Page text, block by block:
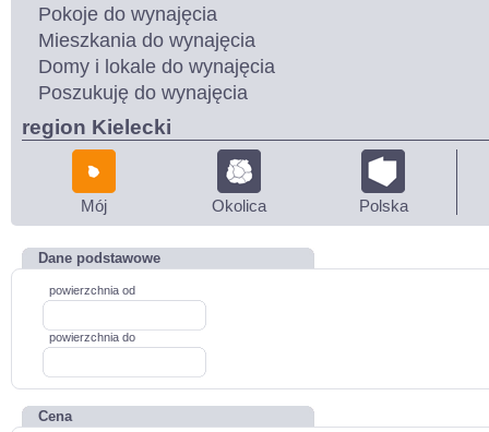
Pokoje do wynajęcia
Mieszkania do wynajęcia
Domy i lokale do wynajęcia
Poszukuję do wynajęcia
region Kielecki
Mój Okolica Polska
Dane podstawowe
powierzchnia od
powierzchnia do
Cena